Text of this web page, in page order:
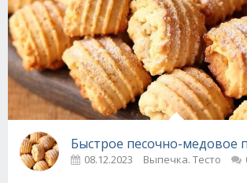
Быстрое песочно-медовое
08.12.2023 Выпечка. Тесто